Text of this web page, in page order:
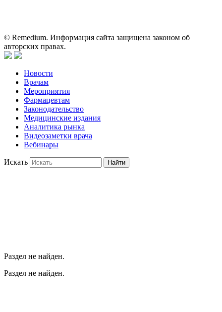
© Remedium. Информация сайта защищена законом об
авторских правах.
Новости
Врачам
Мероприятия
Фармацевтам
Законодательство
Медицинские издания
Аналитика рынка
Видеозаметки врача
Вебинары
Искать Найти
Раздел не найден.
Раздел не найден.